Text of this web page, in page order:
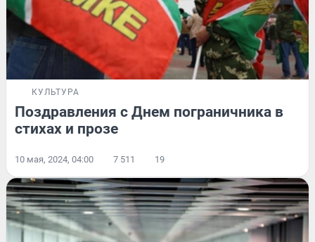
КУЛЬТУРА
Поздравления с Днем пограничника в
стихах и прозе
10 мая, 2024, 04:00 7 511 19